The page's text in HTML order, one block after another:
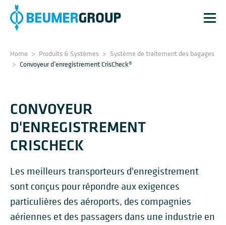
Home > Produits & Systèmes > Système de traitement des bagages
> Convoyeur d’enregistrement CrisCheck®
CONVOYEUR
D'ENREGISTREMENT
CRISCHECK
Les meilleurs transporteurs d'enregistrement
sont conçus pour répondre aux exigences
particulières des aéroports, des compagnies
aériennes et des passagers dans une industrie en